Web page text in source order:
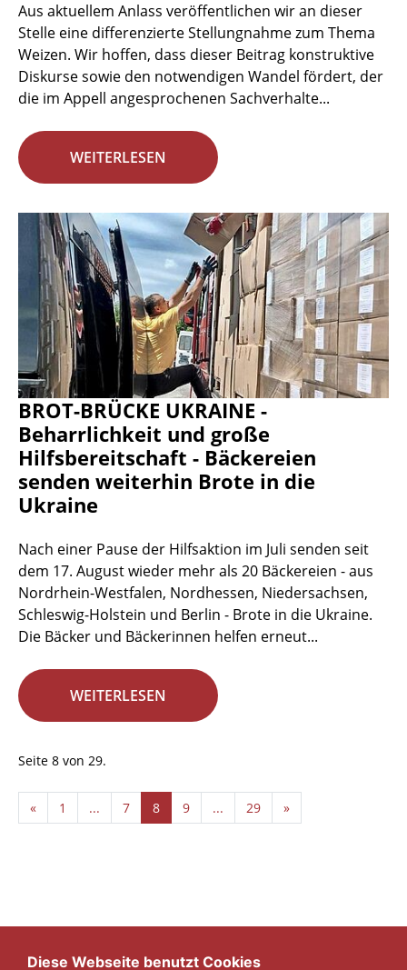
Aus aktuellem Anlass veröffentlichen wir an dieser
Stelle eine differenzierte Stellungnahme zum Thema
Weizen. Wir hoffen, dass dieser Beitrag konstruktive
Diskurse sowie den notwendigen Wandel fördert, der
die im Appell angesprochenen Sachverhalte...
WEITERLESEN
BROT-BRÜCKE UKRAINE -
Beharrlichkeit und große
Hilfsbereitschaft - Bäckereien
senden weiterhin Brote in die
Ukraine
Nach einer Pause der Hilfsaktion im Juli senden seit
dem 17. August wieder mehr als 20 Bäckereien - aus
Nordrhein-Westfalen, Nordhessen, Niedersachsen,
Schleswig-Holstein und Berlin - Brote in die Ukraine.
Die Bäcker und Bäckerinnen helfen erneut...
WEITERLESEN
Seite 8 von 29.
« 1 ... 7 8 9 ... 29 »
Diese Webseite benutzt Cookies